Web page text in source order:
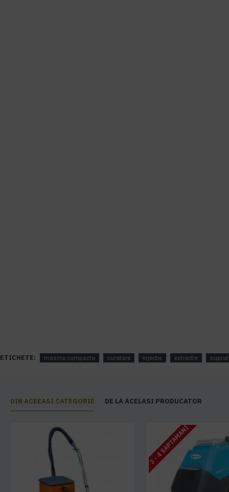
ETICHETE: masina compacta curatare injectie extractie
DIN ACEEASI CATEGORIE DE LA ACELASI PRODUCATOR
3 - 4 SAPTAMANI